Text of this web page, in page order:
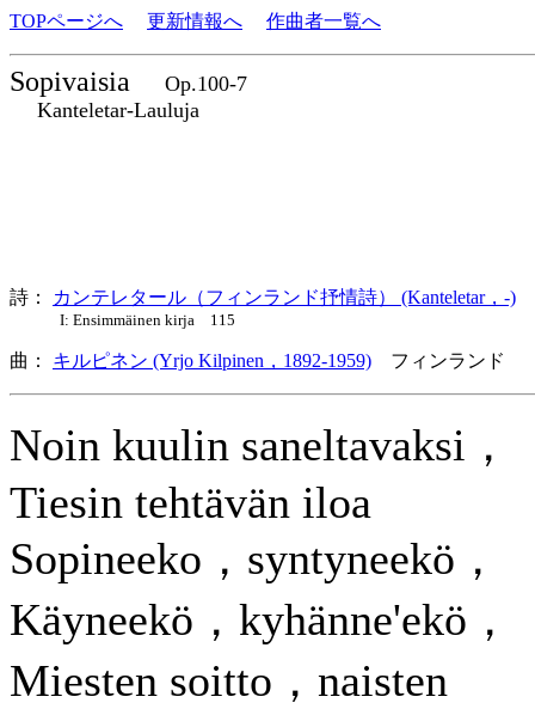
TOPページへ 更新情報へ 作曲者一覧へ
Sopivaisia
Op.100-7
Kanteletar-Lauluja
詩： カンテレタール（フィンランド抒情詩） (Kanteletar，-)
I: Ensimmäinen kirja 115
曲： キルピネン (Yrjo Kilpinen，1892-1959) フィンランド
Noin kuulin saneltavaksi，
Tiesin tehtävän iloa
Sopineeko，syntyneekö，
Käyneekö，kyhänne'ekö，
Miesten soitto，naisten